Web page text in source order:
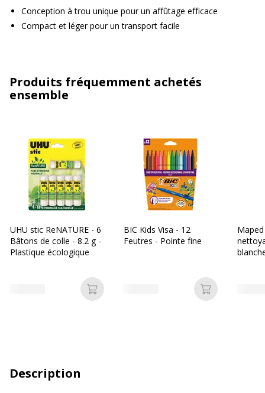
Conception à trou unique pour un affûtage efficace
Compact et léger pour un transport facile
Produits fréquemment achetés
ensemble
UHU stic ReNATURE - 6
Bâtons de colle - 8.2 g -
Plastique écologique
Ajouter au panier
BIC Kids Visa - 12
Feutres - Pointe fine
Ajouter au
Description